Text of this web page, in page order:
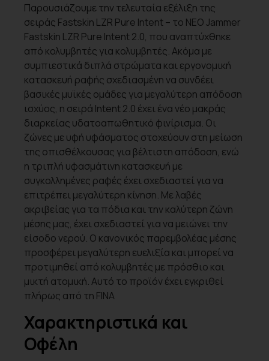
Παρουσιάζουμε την τελευταία εξέλιξη της
σειράς Fastskin LZR Pure Intent – το ΝΕΟ Jammer
Fastskin LZR Pure Intent 2.0, που αναπτύχθηκε
από κολυμβητές για κολυμβητές. Ακόμα με
συμπιεστικά διπλά στρώματα και εργονομική
κατασκευή ραφής σχεδιασμένη να συνδέει
βασικές μυϊκές ομάδες για μεγαλύτερη απόδοση
ισχύος, η σειρά Intent 2.0 έχει ένα νέο μακράς
διαρκείας υδατοαπωθητικό φινίρισμα. Οι
ζώνες με υφή υφάσματος στοχεύουν στη μείωση
της οπισθέλκουσας για βέλτιστη απόδοση, ενώ
η τριπλή υφασμάτινη κατασκευή με
συγκολλημένες ραφές έχει σχεδιαστεί για να
επιτρέπει μεγαλύτερη κίνηση. Με λαβές
ακριβείας για τα πόδια και την καλύτερη ζώνη
μέσης μας, έχει σχεδιαστεί για να μειώνει την
είσοδο νερού. Ο κανονικός παρεμβολέας μέσης
προσφέρει μεγαλύτερη ευελιξία και μπορεί να
προτιμηθεί από κολυμβητές με πρόσθιο και
μικτή ατομική. Αυτό το προϊόν έχει εγκριθεί
πλήρως από τη FINA
Χαρακτηριστικά και
Οφέλη